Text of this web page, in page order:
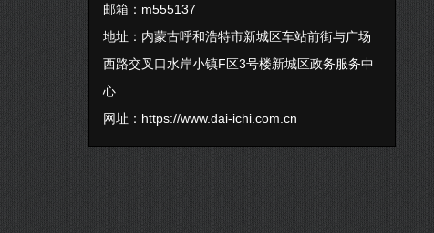
邮箱：m555137
地址：内蒙古呼和浩特市新城区车站前街与广场
西路交叉口水岸小镇F区3号楼新城区政务服务中
心
网址： https://www.dai-ichi.com.cn